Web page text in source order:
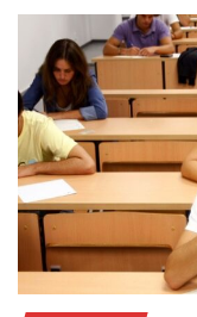
at
s
A
p
p
c
e
b
o
o
k
tt
er